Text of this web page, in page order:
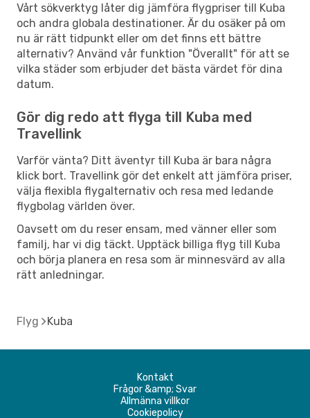
Vårt sökverktyg låter dig jämföra flygpriser till Kuba
och andra globala destinationer. Är du osäker på om
nu är rätt tidpunkt eller om det finns ett bättre
alternativ? Använd vår funktion "Överallt" för att se
vilka städer som erbjuder det bästa värdet för dina
datum.
Gör dig redo att flyga till Kuba med
Travellink
Varför vänta? Ditt äventyr till Kuba är bara några
klick bort. Travellink gör det enkelt att jämföra priser,
välja flexibla flygalternativ och resa med ledande
flygbolag världen över.
Oavsett om du reser ensam, med vänner eller som
familj, har vi dig täckt. Upptäck billiga flyg till Kuba
och börja planera en resa som är minnesvärd av alla
rätt anledningar.
Flyg Kuba
Kontakt
Frågor &amp; Svar
Allmänna villkor
Cookiepolicy